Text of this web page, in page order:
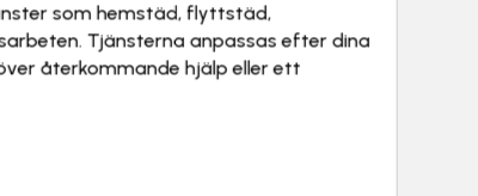
som hemstäd, flyttstäd,
Tjänsterna anpassas efter dina
återkommande hjälp eller ett